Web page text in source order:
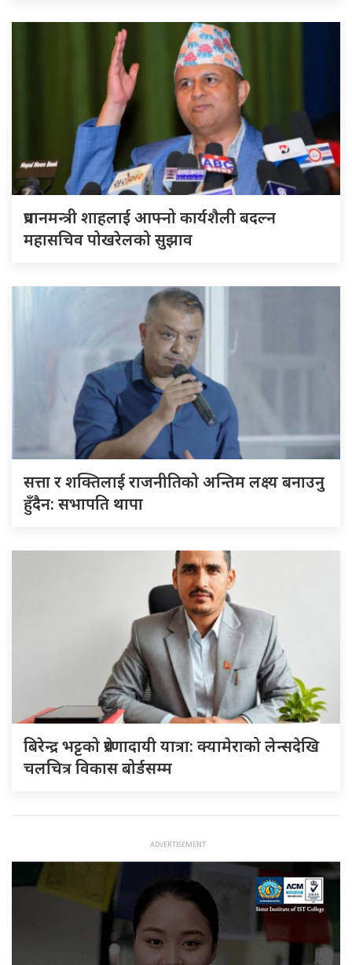
प्रधानमन्त्री शाहलाई आफ्नो कार्यशैली बदल्न
महासचिव पोखरेलको सुझाव
सत्ता र शक्तिलाई राजनीतिको अन्तिम लक्ष्य बनाउनु
हुँदैन: सभापति थापा
बिरेन्द्र भट्टको प्रेरणादायी यात्रा: क्यामेराको लेन्सदेखि
चलचित्र विकास बोर्डसम्म